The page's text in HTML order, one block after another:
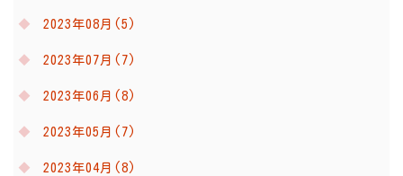
2023年08月(5)
2023年07月(7)
2023年06月(8)
2023年05月(7)
2023年04月(8)